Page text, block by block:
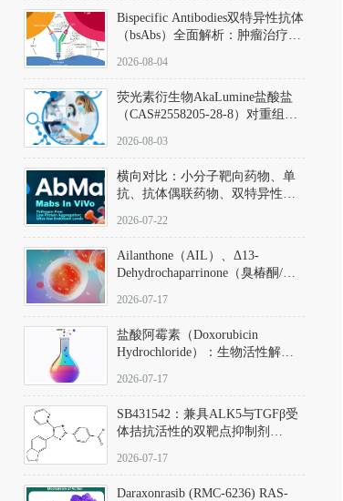
体介导的神经元凋亡。其经典应
用即为选择性损毁中脑黑质致密
部多巴胺能神经元，从而可靠模
拟帕金森病的核心病理与行为表
Bispecific Antibodies双特异性抗体
（bsAbs）全面解析：肿瘤治疗的
2026-08-04
荧光素衍生物AkaLumine盐酸盐
（CAS#2558205-28-8）对重组萤
数（Km）为2.06 μM；其近红外
发光特性赋予优异的组织穿透能
力，大幅增强成像信噪比，从而
实现活体动物模型中极低给药剂
量下的高灵敏度、非侵入式生物
2026-08-03
横向对比：小分子靶向药物、单
抗、抗体偶联药物、双特异性抗
及应用瓶颈
2026-07-22
Ailanthone（AIL）、Δ13-
Dehydrochaparrinone（臭椿酮/臭
DKM货号 D806885
2026-07-17
盐酸阿霉素（Doxorubicin
Hydrochloride）：生物活性解
范
2026-07-17
SB431542：兼具ALK5与TGFβ受
体拮抗活性的双靶点抑制剂
D801067）
2026-07-17
Daraxonrasib (RMC-6236) RAS-